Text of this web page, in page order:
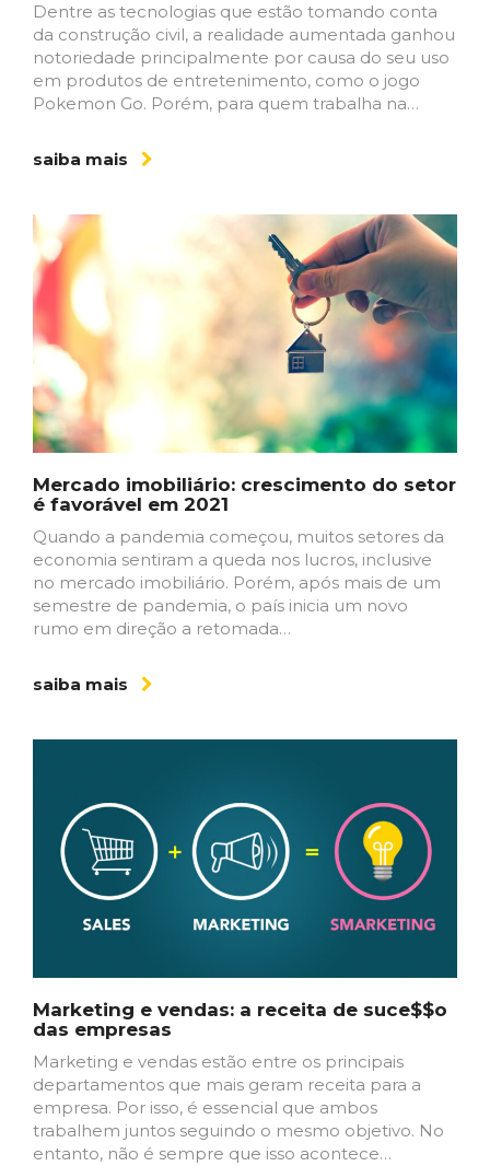
Dentre as tecnologias que estão tomando conta
da construção civil, a realidade aumentada ganhou
notoriedade principalmente por causa do seu uso
em produtos de entretenimento, como o jogo
Pokemon Go. Porém, para quem trabalha na…
saiba mais
Mercado imobiliário: crescimento do setor
é favorável em 2021
Quando a pandemia começou, muitos setores da
economia sentiram a queda nos lucros, inclusive
no mercado imobiliário. Porém, após mais de um
semestre de pandemia, o país inicia um novo
rumo em direção a retomada…
saiba mais
Marketing e vendas: a receita de suce$$o
das empresas
Marketing e vendas estão entre os principais
departamentos que mais geram receita para a
empresa. Por isso, é essencial que ambos
trabalhem juntos seguindo o mesmo objetivo. No
entanto, não é sempre que isso acontece…